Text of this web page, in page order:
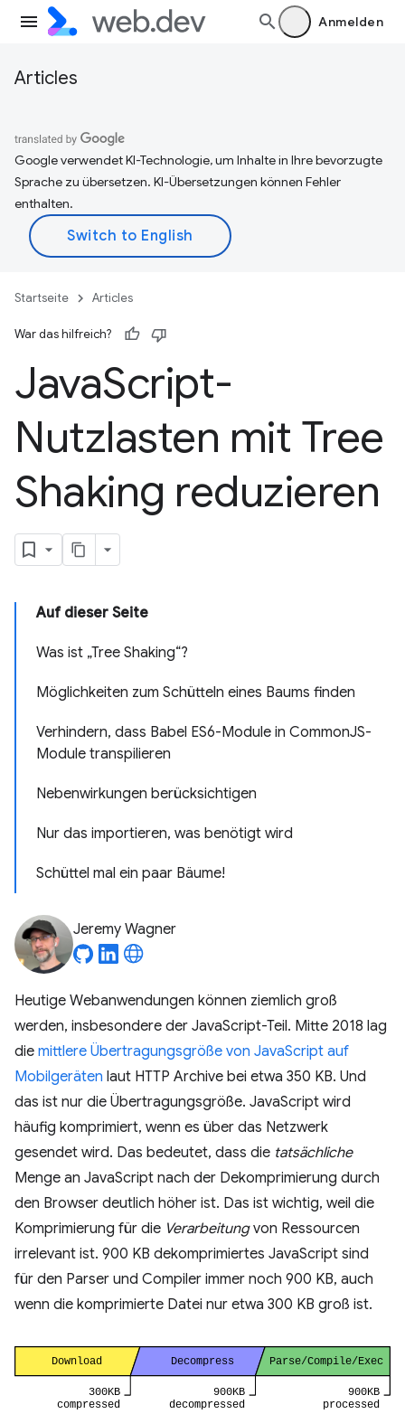
Anmelden
Articles
Google verwendet KI-Technologie, um Inhalte in Ihre bevorzugte
Sprache zu übersetzen. KI-Übersetzungen können Fehler
enthalten.
Startseite Articles
War das hilfreich?
JavaScript-
Nutzlasten mit Tree
Shaking reduzieren
Auf dieser Seite
Was ist „Tree Shaking“?
Möglichkeiten zum Schütteln eines Baums finden
Verhindern, dass Babel ES6-Module in CommonJS-
Module transpilieren
Nebenwirkungen berücksichtigen
Nur das importieren, was benötigt wird
Schüttel mal ein paar Bäume!
Jeremy Wagner
Heutige Webanwendungen können ziemlich groß
werden, insbesondere der JavaScript-Teil. Mitte 2018 lag
die mittlere Übertragungsgröße von JavaScript auf
Mobilgeräten laut HTTP Archive bei etwa 350 KB. Und
das ist nur die Übertragungsgröße. JavaScript wird
häufig komprimiert, wenn es über das Netzwerk
gesendet wird. Das bedeutet, dass die tatsächliche
Menge an JavaScript nach der Dekomprimierung durch
den Browser deutlich höher ist. Das ist wichtig, weil die
Komprimierung für die Verarbeitungvon Ressourcen
irrelevant ist. 900 KB dekomprimiertes JavaScript sind
für den Parser und Compiler immer noch 900 KB, auch
wenn die komprimierte Datei nur etwa 300 KB groß ist.